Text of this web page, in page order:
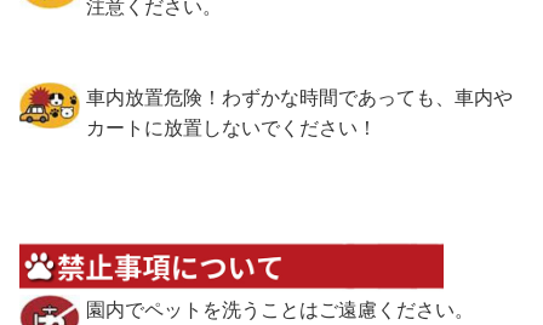
注意ください。
車内放置危険！わずかな時間であっても、車内や
カートに放置しないでください！
園内でペットを洗うことはご遠慮ください。